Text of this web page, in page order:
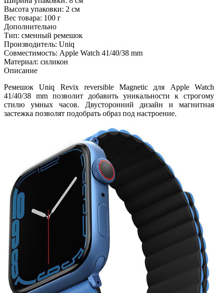
Высота упаковки: 2 см
Вес товара: 100 г
Дополнительно
Тип: сменный ремешок
Производитель: Uniq
Совместимость: Apple Watch 41/40/38 mm
Материал: силикон
Описание
Ремешок Uniq Revix reversible Magnetic для Apple Watch
41/40/38 mm позволит добавить уникальности к строгому
стилю умных часов. Двусторонний дизайн и магнитная
застежка позволят подобрать образ под настроение.